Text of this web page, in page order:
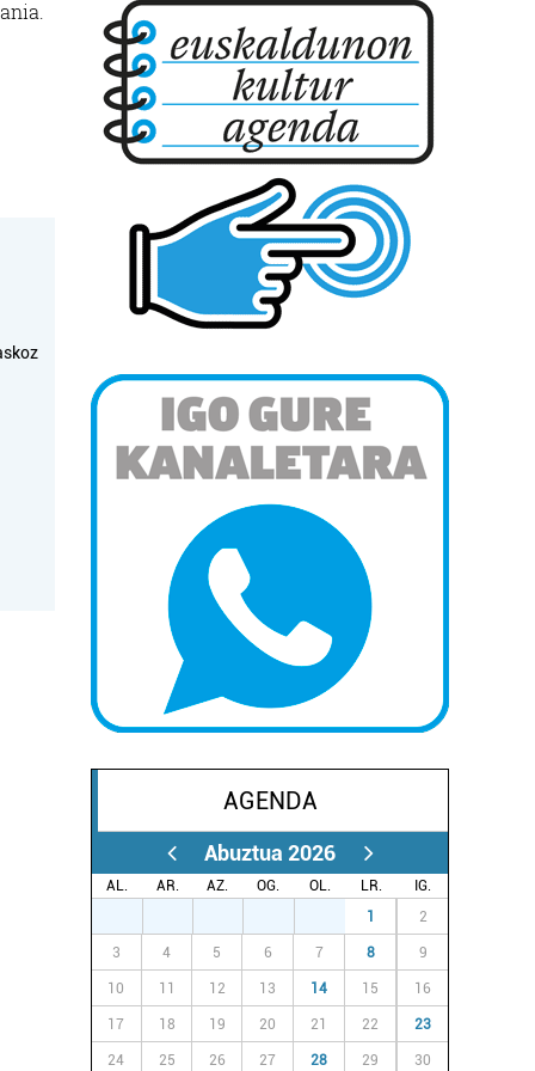
AGENDA
Abuztua 2026
AL. AR. AZ. OG. OL. LR.
IG.
1 2
3 4 5 6 7 8 9
10 11 12 13 14 15 16
17 18 19 20 21 22 23
24 25 26 27 28 29 30